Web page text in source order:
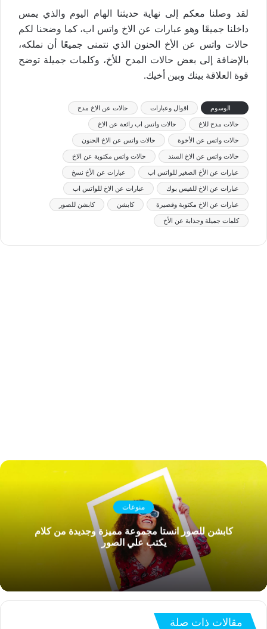
لقد وصلنا معكم إلى نهاية حديثنا الهام اليوم والذي يمس
داخلنا جميعًا وهو عبارات عن الاخ واتس اب، كما وضحنا لكم
حالات واتس عن الأخ الحنون الذي نتمنى جميعًا أن نملكه،
بالإضافة إلى بعض حالات المدح للأخ، وكلمات جميلة توضح
قوة العلاقة بينك وبين أخيك.
الوسوم اقوال وعبارات حالات عن الاخ مدح
حالات مدح للاخ حالات واتس اب رائعة عن الاخ
حالات واتس عن الأخوة حالات واتس عن الاخ الحنون
حالات واتس عن الاخ السند حالات واتس مكتوبة عن الاخ
عبارات عن الأخ الصغير للواتس اب عبارات عن الأخ نسخ
عبارات عن الاخ للفيس بوك عبارات عن الاخ للواتس اب
عبارات عن الاخ مكتوبة وقصيرة كابشن كابشن للصور
كلمات جميلة وجذابة عن الأخ
منوعات
كابشن للصور انستا مجموعة مميزة وجديدة من كلام
يكتب علي الصور
مقالات ذات صلة